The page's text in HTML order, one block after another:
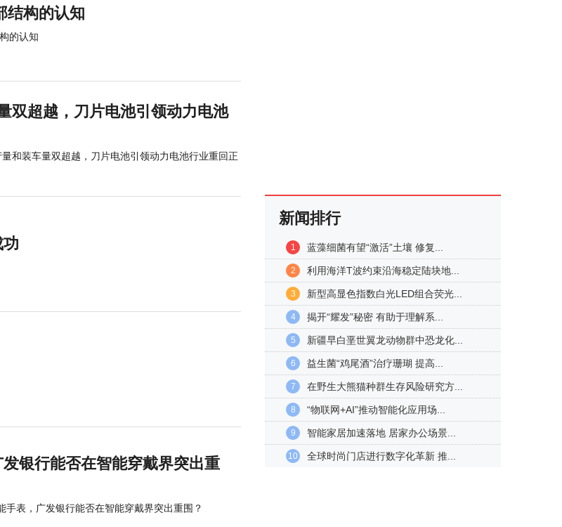
结构的认知
的认知
双超越，刀片电池引领动力电池
和装车量双超越，刀片电池引领动力电池行业重回正
银行能否在智能穿戴界突出重
手表，广发银行能否在智能穿戴界突出重围？
新闻排行
1 蓝藻细菌有望“激活”土壤 修复...
2 利用海洋T波约束沿海稳定陆块地...
3 新型高显色指数白光LED组合荧光...
4 揭开“耀发”秘密 有助于理解系...
5 新疆早白垩世翼龙动物群中恐龙化...
6 益生菌“鸡尾酒”治疗珊瑚 提高...
7 在野生大熊猫种群生存风险研究方...
8 “物联网+AI”推动智能化应用场...
9 智能家居加速落地 居家办公场景...
10 全球时尚门店进行数字化革新 推...